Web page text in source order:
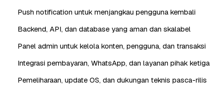
Push notification untuk menjangkau pengguna kembali
Backend, API, dan database yang aman dan skalabel
Panel admin untuk kelola konten, pengguna, dan transaksi
Integrasi pembayaran, WhatsApp, dan layanan pihak ketiga
Pemeliharaan, update OS, dan dukungan teknis pasca-rilis